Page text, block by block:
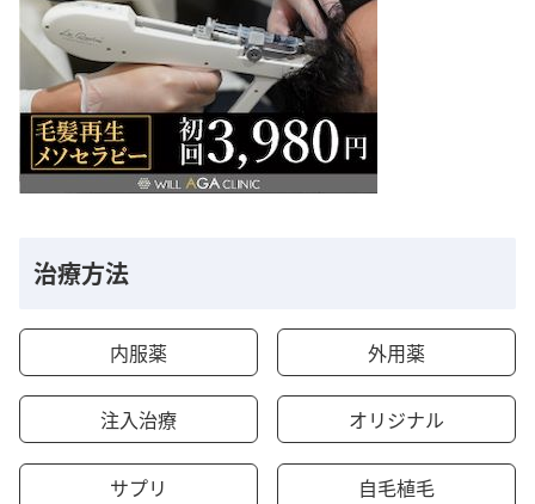
治療方法
内服薬 外用薬
注入治療 オリジナル
サプリ 自毛植毛